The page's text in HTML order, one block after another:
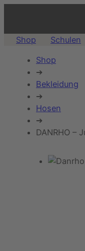
Shop Schulen
Shop
➔
Bekleidung
➔
Hosen
➔
DANRHO –